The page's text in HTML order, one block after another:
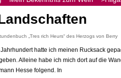
„Tres rich Heurs“ des Herzogs von Berry
hatte ich meinen Rucksack
Alleine habe ich mich dort auf die
Hesse folgend. In